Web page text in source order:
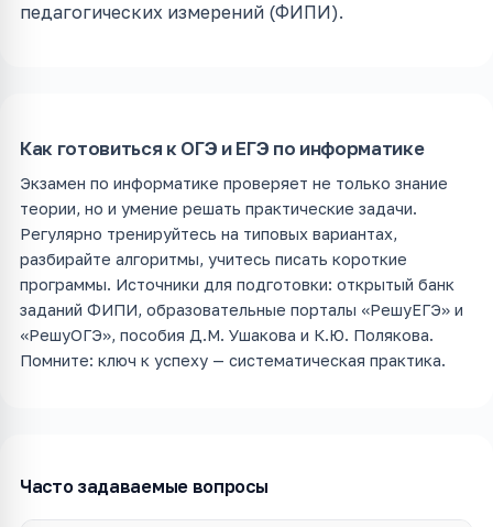
педагогических измерений (ФИПИ).
Как готовиться к ОГЭ и ЕГЭ по информатике
Экзамен по информатике проверяет не только знание
теории, но и умение решать практические задачи.
Регулярно тренируйтесь на типовых вариантах,
разбирайте алгоритмы, учитесь писать короткие
программы. Источники для подготовки: открытый банк
заданий ФИПИ, образовательные порталы «РешуЕГЭ» и
«РешуОГЭ», пособия Д.М. Ушакова и К.Ю. Полякова.
Помните: ключ к успеху — систематическая практика.
Часто задаваемые вопросы